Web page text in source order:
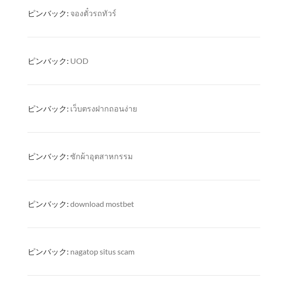
ピンバック: จองตั๋วรถทัวร์
ピンバック: UOD
ピンバック: เว็บตรงฝากถอนง่าย
ピンバック: ซักผ้าอุตสาหกรรม
ピンバック: download mostbet
ピンバック: nagatop situs scam